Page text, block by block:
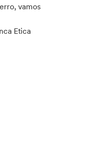
vamos
Etica